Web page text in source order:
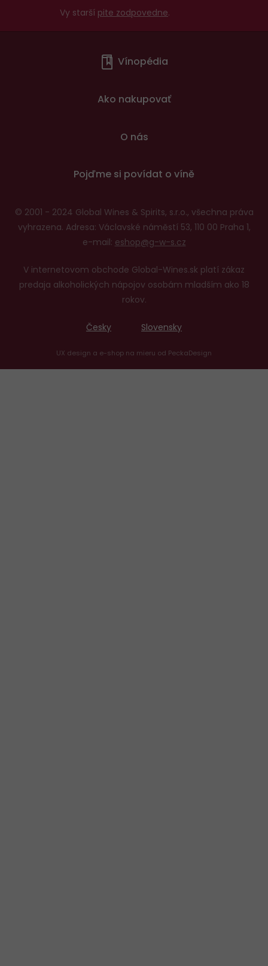
Vy starší pite zodpovedne.
Vínopédia
Ako nakupovať
O nás
Pojďme si povídat o víně
© 2001 - 2024 Global Wines & Spirits, s.r.o., všechna práva
vyhrazena. Adresa: Václavské náměstí 53, 110 00 Praha 1,
e-mail: eshop@g-w-s.cz
V internetovom obchode Global-Wines.sk platí zákaz
predaja alkoholických nápojov osobám mladším ako 18
rokov.
Česky Slovensky
UX design a e-shop na mieru od PeckaDesign